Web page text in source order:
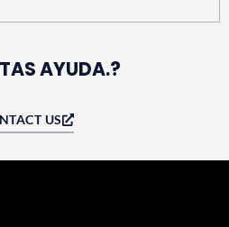
AYUDA.?
US